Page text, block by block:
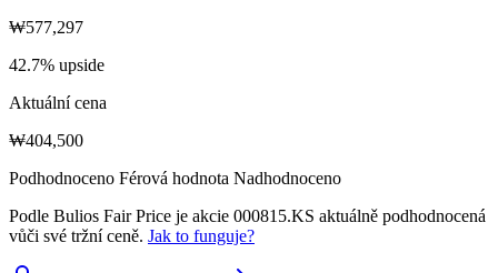
₩577,297
42.7% upside
Aktuální cena
₩404,500
Podhodnoceno Férová hodnota Nadhodnoceno
Podle Bulios Fair Price je akcie 000815.KS aktuálně podhodnocená
vůči své tržní ceně. Jak to funguje?